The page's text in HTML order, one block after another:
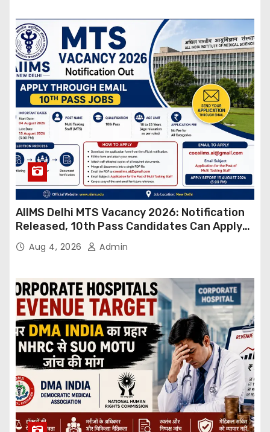
AIIMS Delhi MTS Vacancy 2026: Notification
Released, 10th Pass Candidates Can Apply
Through Email
Aug 4, 2026 Admin